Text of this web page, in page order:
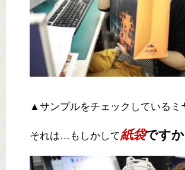
▲サンプルをチェックしているミ
それは…もしかして紙袋ですか